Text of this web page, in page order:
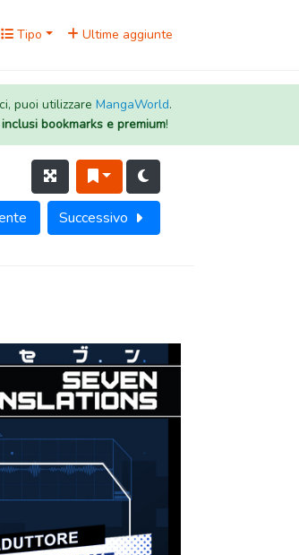
Tipo Ultime aggiunte
puoi utilizzare MangaWorld.
bookmarks e premium!
Successivo